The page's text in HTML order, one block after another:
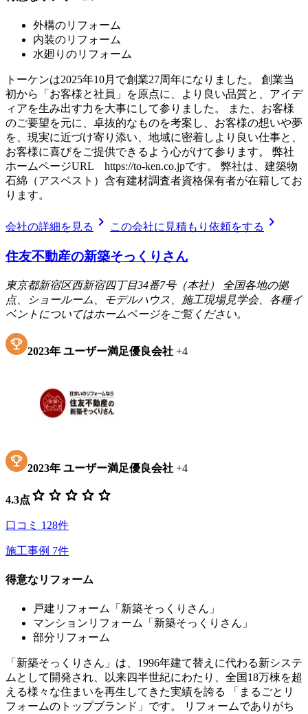
外構のリフォーム
内装のリフォーム
水廻りのリフォーム
トーケンは2025年10月で創業27周年になりました。 創業当
初から「お客様と社員」を原点に、より良い品質と、アイデ
ィアを生み出す力を大事にして参りました。 また、お客様
のご要望を元に、卓抜的なものを考案し、お客様の想いや夢
を、現実に近づけ寄り添い、地域に密着しより良い仕事と、
お客様に喜びをご提供できるよう心がけて参ります。 弊社
ホームページURL https://to-ken.co.jpです。 弊社は、建築物
石綿（アスベスト）含有建材調査者資格保有者が在籍してお
ります。
会社の詳細を見る chevron_right この会社に見積もり依頼をする chevron_right
住友不動産の新築そっくりさん
東京都新宿区西新宿四丁目34番7号（本社） 全国各地の拠
点、ショールーム、モデルハウス、施工現場見学会、各種イ
ベントについてはホームページをご覧ください。
2023年 ユーザー満足優良会社 +4
2023年 ユーザー満足優良会社 +4
4.3点 star star star star star
口コミ 128件
施工事例 7件
得意なリフォーム
戸建リフォーム「新築そっくりさん」
マンションリフォーム「新築そっくりさん」
部分リフォーム
「新築そっくりさん」は、1996年建て替えに代わる新システ
ムとして開発され、以来四半世紀にわたり、全国18万棟を超
える様々な住まいを再生してきた実績を誇る 「まるごとリ
フォームのトップブランド」です。 リフォームでありがち